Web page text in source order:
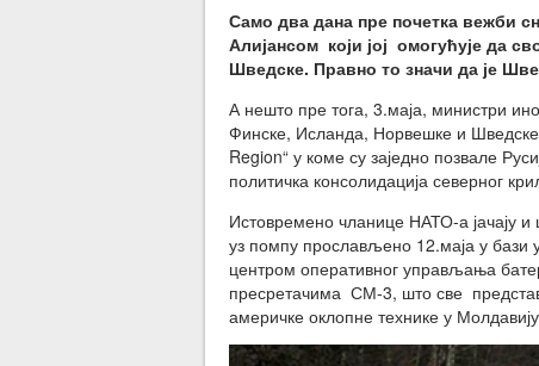
Само два дана пре почетка вежби
Алијансом који јој омогућује да
Шведске. Правно то значи да је
А нешто пре тога, 3.маја, министри
Финске, Исланда, Норвешке и
Region“ у коме су заједно позвале
политичка консолидација северног
Истовремено чланице НАТО-а јачају
уз помпу прослављено 12.маја у бази
центром оперативног управљања
пресретачима СМ-3, што све
америчке оклопне технике у